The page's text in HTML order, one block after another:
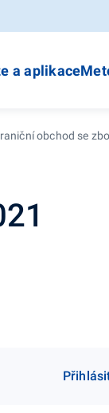
a aplikace
obchod se